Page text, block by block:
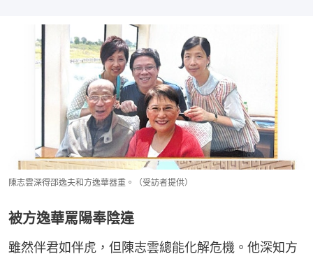
陳志雲深得邵逸夫和方逸華器重。（受訪者提供）
被方逸華罵陽奉陰違
雖然伴君如伴虎，但陳志雲總能化解危機。他深知方